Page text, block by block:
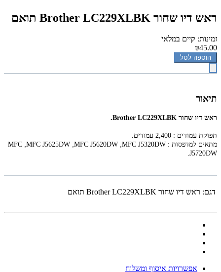
‏ראש דיו ‏שחור Brother LC229XLBK תואם
זמינות: קיים במלאי
₪45.00
הוספה לסל
תיאור
‏ראש דיו ‏שחור Brother LC229XLBK.
תפוקת עמודים : 2,400 עמודים.
מתאים למדפסות : MFC J5320DW
,
MFC J5620DW
,
MFC J5625DW
,
MFC
J5720DW
.
דגם: ‏ראש דיו ‏שחור Brother LC229XLBK תואם
אפשרויות איסוף ומשלוח